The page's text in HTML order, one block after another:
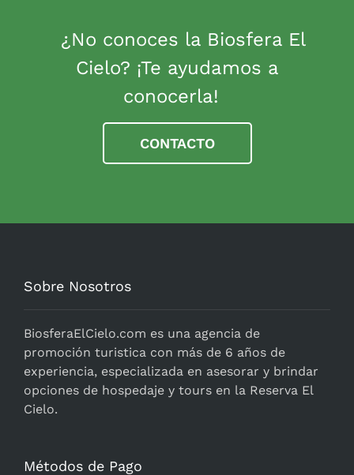
¿No conoces la Biosfera El
Cielo? ¡Te ayudamos a
conocerla!
CONTACTO
Sobre Nosotros
BiosferaElCielo.com es una agencia de
promoción turistica con más de 6 años de
experiencia, especializada en asesorar y brindar
opciones de hospedaje y tours en la Reserva El
Cielo.
Métodos de Pago